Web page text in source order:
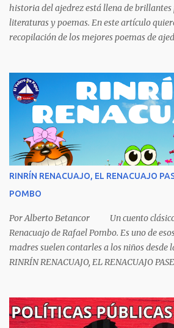
comprarse un vestido y...
historia del ajedrez está llena de brillantes
literaturas y poemas. En este artículo
recopilación de los mejores poemas de
Borges es uno de los grandes pensadores
universal trasciende más allá del premio
fue negado por razones políticas, pero
y sabiendo que sus posturas ideológicas
obtenerlo, prefirió sus principios que el
RINRÍN RENACUAJO, EL RENACUAJO
POMBO
Por Alberto Betancor Un cuento clásico
Renacuajo de Rafael Pombo. Es uno de
madres suelen contarles a los niños desde
RINRÍN RENACUAJO, EL RENACUAJO
Sombrero encintado y chupa de boda. -
grita mamá pero él hace un gesto y